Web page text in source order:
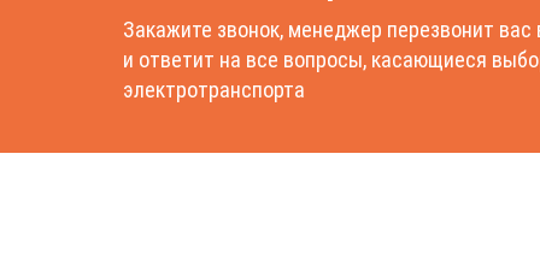
Закажите звонок, менеджер перезвонит вас
и ответит на все вопросы, касающиеся
электротранспорта